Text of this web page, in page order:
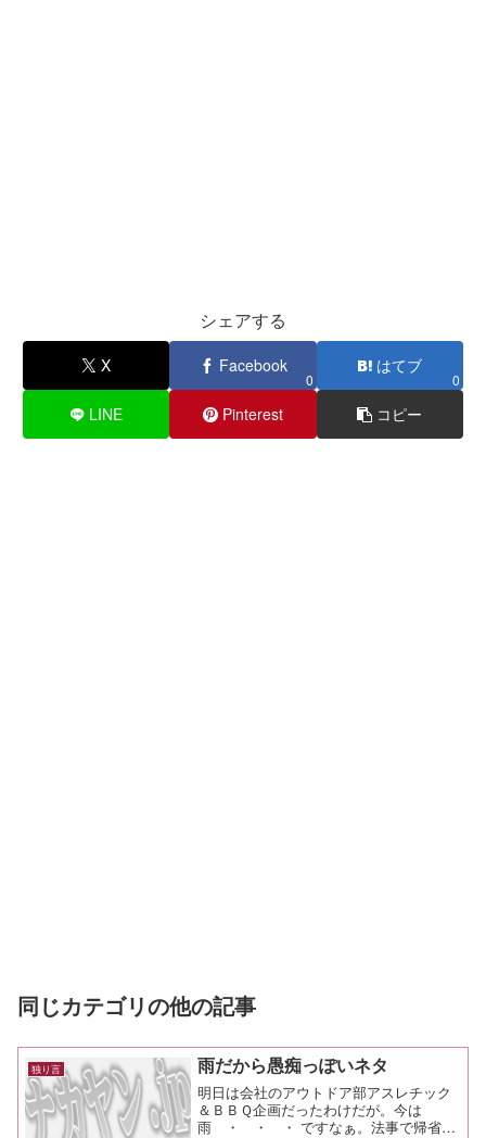
シェアする
X Facebook
0
はてブ
0
LINE Pinterest コピー
同じカテゴリの他の記事
独り言 雨だから愚痴っぽいネタ
明日は会社のアウトドア部アスレチック
＆ＢＢＱ企画だったわけだが。今は
雨 ・ ・ ・ ですなぁ。法事で帰省し